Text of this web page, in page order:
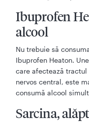
Ibuprofen
alcool
Nu trebuie să
Ibuprofen Heaton.
care afectează
nervos central, este
consumă alcool
Sarcina,